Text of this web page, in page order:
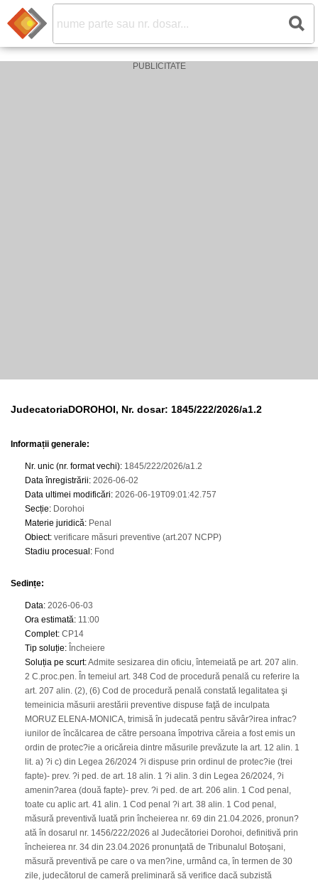
JudecatoriaDOROHOI, Nr. dosar: 1845/222/2026/a1.2
Informații generale:
Nr. unic (nr. format vechi): 1845/222/2026/a1.2
Data înregistrării: 2026-06-02
Data ultimei modificări: 2026-06-19T09:01:42.757
Secție: Dorohoi
Materie juridică: Penal
Obiect: verificare măsuri preventive (art.207 NCPP)
Stadiu procesual : Fond
Sedințe:
Data: 2026-06-03
Ora estimată: 11:00
Complet: CP14
Tip soluție: Încheiere
Soluția pe scurt:Admite sesizarea din oficiu, întemeiată pe art. 207 alin.
2 C.proc.pen. În temeiul art. 348 Cod de procedură penală cu referire la
art. 207 alin. (2), (6) Cod de procedură penală constată legalitatea şi
temeinicia măsurii arestării preventive dispuse faţă de inculpata
MORUZ ELENA-MONICA, trimisă în judecată pentru săvâr?irea infrac?
iunilor de încălcarea de către persoana împotriva căreia a fost emis un
ordin de protec?ie a oricăreia dintre măsurile prevăzute la art. 12 alin. 1
lit. a) ?i c) din Legea 26/2024 ?i dispuse prin ordinul de protec?ie (trei
fapte)- prev. ?i ped. de art. 18 alin. 1 ?i alin. 3 din Legea 26/2024, ?i
amenin?area (două fapte)- prev. ?i ped. de art. 206 alin. 1 Cod penal,
toate cu aplic art. 41 alin. 1 Cod penal ?i art. 38 alin. 1 Cod penal,
măsură preventivă luată prin încheierea nr. 69 din 21.04.2026, pronun?
ată în dosarul nr. 1456/222/2026 al Judecătoriei Dorohoi, definitivă prin
încheierea nr. 34 din 23.04.2026 pronunţată de Tribunalul Botoşani,
măsură preventivă pe care o va men?ine, urmând ca, în termen de 30
zile, judecătorul de cameră preliminară să verifice dacă subzistă